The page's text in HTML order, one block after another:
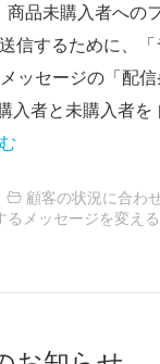
商品未購入者への
信するために、
ッセージの「配
入者と未購入者を
顧客の状況に合わ
るメッセージを変える